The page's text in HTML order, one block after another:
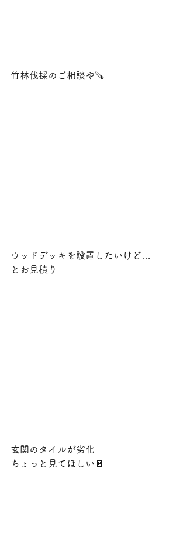
竹林伐採のご相談や🪚
ウッドデッキを設置したいけど…
とお見積り
玄関のタイルが劣化
ちょっと見てほしい🚪